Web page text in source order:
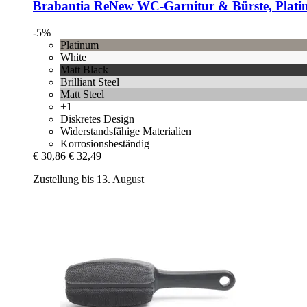
Brabantia ReNew WC-​Garnitur & Bürste,
-5%
Platinum
White
Matt Black
Brilliant Steel
Matt Steel
+1
Diskretes Design
Widerstandsfähige Materialien
Korrosionsbeständig
€ 30,86 € 32,49
Zustellung bis 13. August